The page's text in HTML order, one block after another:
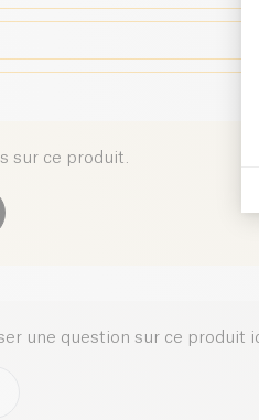
sur ce produit.
une question sur ce produit